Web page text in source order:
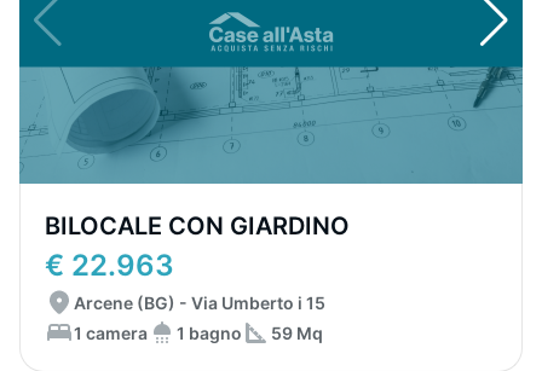
BILOCALE CON GIARDINO
€ 22.963
Arcene (BG) - Via Umberto i 15
1 camera
1 bagno 59 Mq